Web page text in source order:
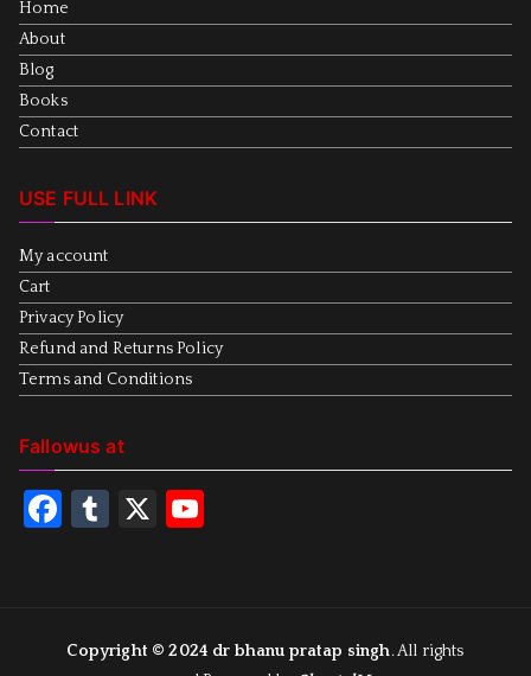
Home
About
Blog
Books
Contact
USE FULL LINK
My account
Cart
Privacy Policy
Refund and Returns Policy
Terms and Conditions
Fallowus at
F
b
T
r
X
u
Copyright © 2024 dr bhanu pratap singh. All rights